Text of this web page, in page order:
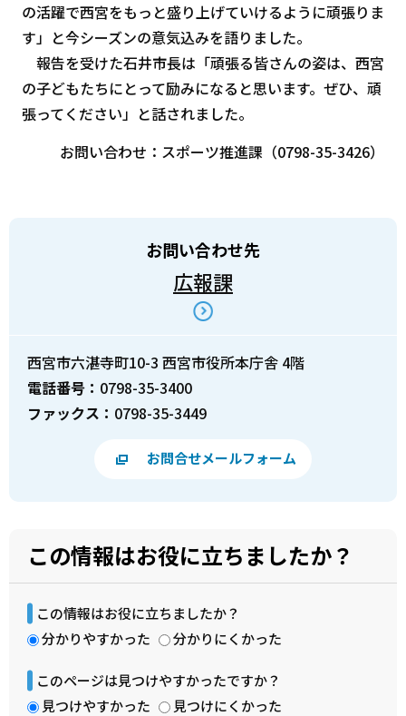
の活躍で西宮をもっと盛り上げていけるように頑張りま
す」と今シーズンの意気込みを語りました。
報告を受けた石井市長は「頑張る皆さんの姿は、西宮
の子どもたちにとって励みになると思います。ぜひ、頑
張ってください」と話されました。
お問い合わせ：スポーツ推進課（0798-35-3426）
お問い合わせ先
広報課
西宮市六湛寺町10-3 西宮市役所本庁舎 4階
電話番号： 0798-35-3400
ファックス： 0798-35-3449
お問合せメールフォーム
この情報はお役に立ちましたか？
この情報はお役に立ちましたか？
分かりやすかった
分かりにくかった
このページは見つけやすかったですか？
見つけやすかった
見つけにくかった